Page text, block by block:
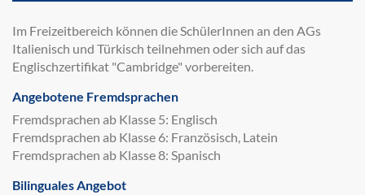
Im Freizeitbereich können die SchülerInnen an den AGs
Italienisch und Türkisch teilnehmen oder sich auf das
Englischzertifikat "Cambridge" vorbereiten.
Angebotene Fremdsprachen
Fremdsprachen ab Klasse 5: Englisch
Fremdsprachen ab Klasse 6: Französisch, Latein
Fremdsprachen ab Klasse 8: Spanisch
Bilinguales Angebot